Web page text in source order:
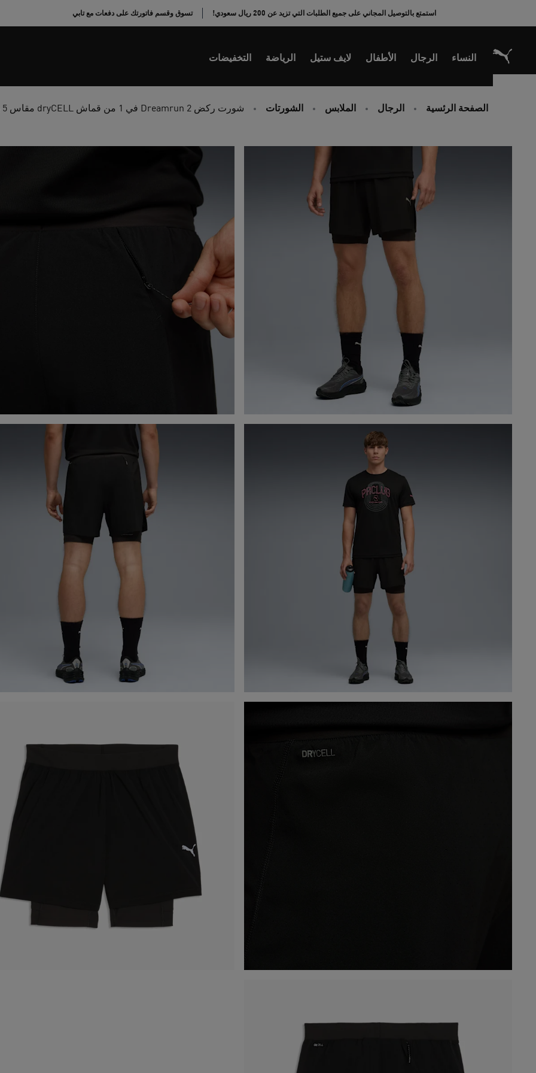
استمتع بالتوصيل المجاني على جميع الطلبات التي تزيد عن 200 ريال سعودي! تسوق وقسم فاتورتك على دفعات مع تابي
النساء الرجال الأطفال لايف ستيل الرياضة التخفيضات
الصفحة الرئسية الرجال الملابس الشورتات شورت ركض Dreamrun 2 في 1 من قماش dryCELL مقاس 5 بوصة للنساء